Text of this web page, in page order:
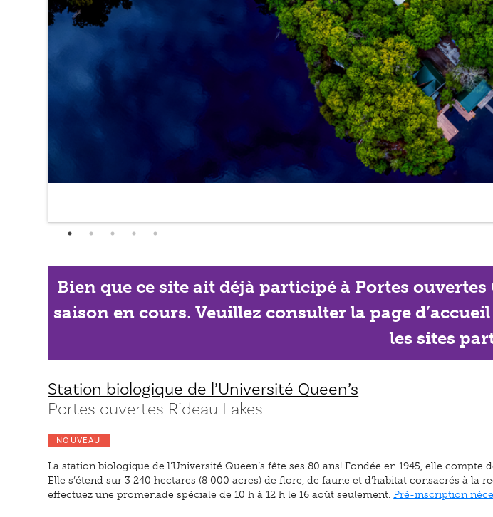
Bien que ce site ait déjà participé à Portes
saison en cours. Veuillez consulter la page
les sites
Station biologique de l’Université Queen’s
Portes ouvertes Rideau Lakes
NOUVEAU
La station biologique de l’Université Queen’s fête ses 80 ans! Fondée en 1945, elle
Elle s’étend sur 3 240 hectares (8 000 acres) de flore, de faune et d’habitat consacrés à
effectuez une promenade spéciale de 10 h à 12 h le 16 août seulement.Pré-inscription